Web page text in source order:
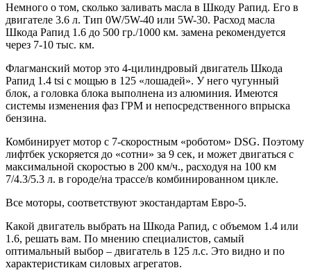
Немного о том, сколько заливать масла в Шкоду Рапид. Его в
двигателе 3.6 л. Тип 0W/5W-40 или 5W-30. Расход масла
Шкода Рапид 1.6 до 500 гр./1000 км. замена рекомендуется
через 7-10 тыс. км.
Флагманский мотор это 4-цилиндровый двигатель Шкода
Рапид 1.4 tsi с мощью в 125 «лошадей». У него чугунный
блок, а головка блока выполнена из алюминия. Имеются
системы изменения фаз ГРМ и непосредственного впрыска
бензина.
Комбинирует мотор с 7-скоростным «роботом» DSG. Поэтому
лифтбек ускоряется до «сотни» за 9 сек, и может двигаться с
максимальной скоростью в 200 км/ч., расходуя на 100 км
7/4.3/5.3 л. в городе/на трассе/в комбинированном цикле.
Все моторы, соответствуют экостандартам Евро-5.
Какой двигатель выбрать на Шкода Рапид, с объемом 1.4 или
1.6, решать вам. По мнению специалистов, самый
оптимальный выбор – двигатель в 125 л.с. Это видно и по
характеристикам силовых агрегатов.